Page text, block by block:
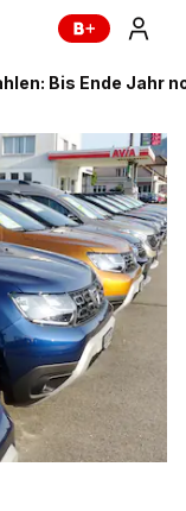
Bis Ende Jahr